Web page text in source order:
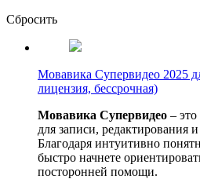
Сбросить
Мовавика Супервидео 2025
лицензия, бессрочная)
Мовавика Супервидео –
для записи, редактирования
Благодаря интуитивно
быстро начнете
посторонней помощи.